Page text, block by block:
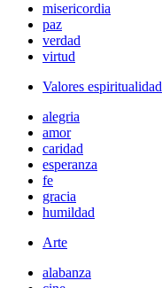
misericordia
paz
verdad
virtud
Valores espiritualidad
alegria
amor
caridad
esperanza
fe
gracia
humildad
Arte
alabanza